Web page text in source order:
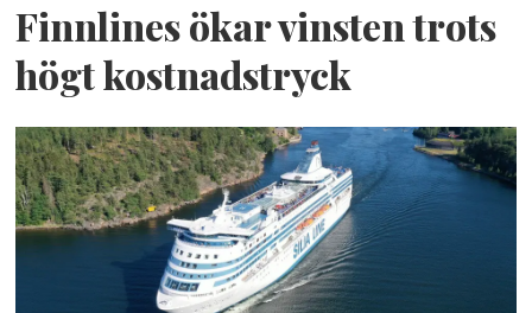
Finnlines ökar vinsten trots
högt kostnadstryck